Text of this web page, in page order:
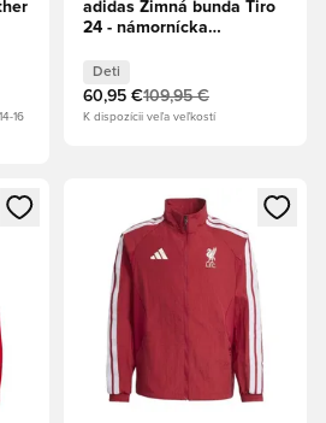
16
adidas Zimná bunda Tiro
24 - námornícka
Deti
60,95 €109,95 €
K dispozícii veľa veľkostí
alebo registráciu ako člen
Otvorí modál na prihlásenie